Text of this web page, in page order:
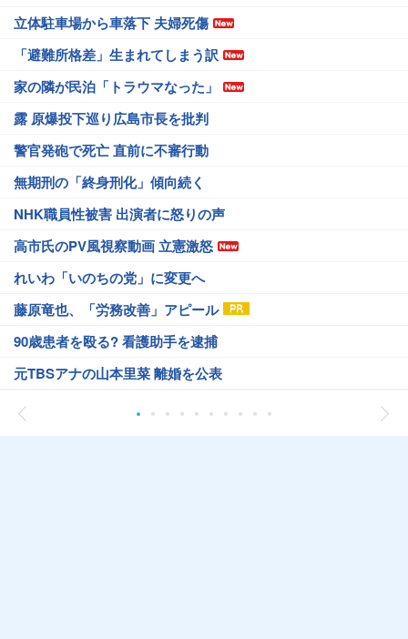
立体駐車場から車落下 夫婦死傷
「避難所格差」生まれてしまう訳
家の隣が民泊「トラウマなった」
露 原爆投下巡り広島市長を批判
警官発砲で死亡 直前に不審行動
無期刑の「終身刑化」傾向続く
NHK職員性被害 出演者に怒りの声
高市氏のPV風視察動画 立憲激怒
れいわ「いのちの党」に変更へ
藤原竜也、「労務改善」アピール
90歳患者を殴る? 看護助手を逮捕
元TBSアナの山本里菜 離婚を公表